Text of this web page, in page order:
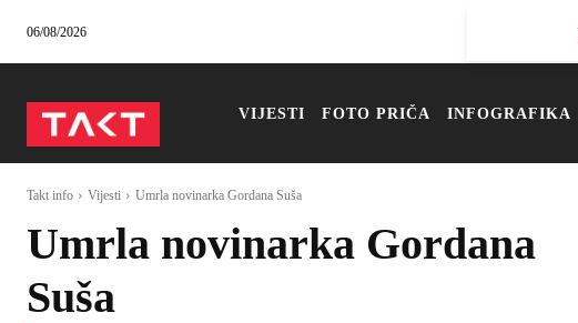
06/08/2026
VIJESTI FOTO PRIČA INFOGRAFIKA
Takt info Vijesti Umrla novinarka Gordana Suša
Umrla novinarka Gordana
Suša